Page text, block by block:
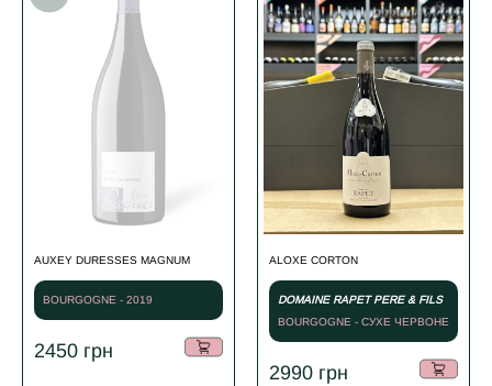
AUXEY DURESSES MAGNUM
BOURGOGNE - 2019
2450 грн
ALOXE CORTON
DOMAINE RAPET PERE & FILS
BOURGOGNE - СУХЕ ЧЕРВОНЕ
- 2023
2990 грн